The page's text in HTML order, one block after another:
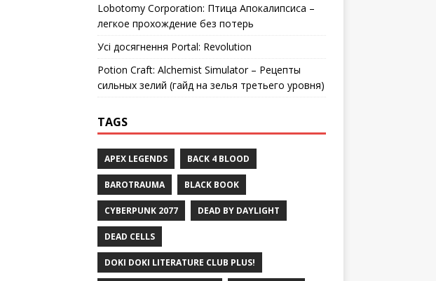
Lobotomy Corporation: Птица Апокалипсиса –
легкое прохождение без потерь
Усі досягнення Portal: Revolution
Potion Craft: Alchemist Simulator – Рецепты
сильных зелий (гайд на зелья третьего уровня)
TAGS
APEX LEGENDS BACK 4 BLOOD
BAROTRAUMA BLACK BOOK
CYBERPUNK 2077 DEAD BY DAYLIGHT
DEAD CELLS
DOKI DOKI LITERATURE CLUB PLUS!